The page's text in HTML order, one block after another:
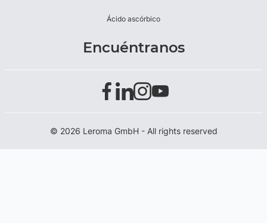
Ácido ascórbico
Encuéntranos
© 2026 Leroma GmbH - All rights reserved